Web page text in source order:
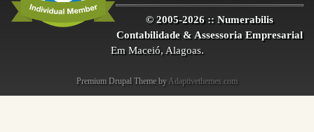
© 2005-2026 :: Numerabilis
Contabilidade & Assessoria Empresarial
Em Maceió, Alagoas.
Premium Drupal Theme by Adaptivethemes.com